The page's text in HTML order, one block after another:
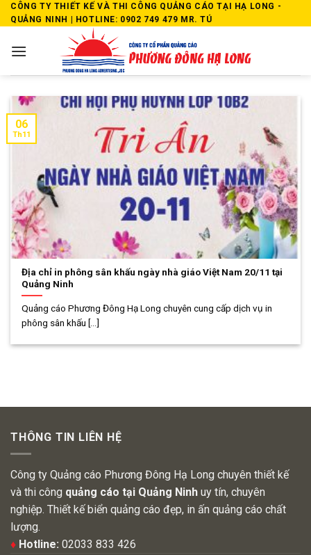
Skip
to
CÔNG TY THIẾT KẾ VÀ THI CÔNG QUẢNG CÁO TẠI HẠ LONG -
QUẢNG NINH | HOTLINE: 0902 749 479 MR. TÚ
Địa chỉ in phông sân khấu ngày nhà giáo Việt Nam 20/11 tại
Quảng Ninh
Quảng cáo Phương Đông Hạ Long chuyên cung cấp dịch vụ in
phông sân khấu [...]
06
Th11
THÔNG TIN LIÊN HỆ
Công ty Quảng cáo Phương Đông Hạ Long chuyên thiết kế
và thi công quảng cáo tại Quảng Ninh uy tín, chuyên
nghiệp. Thiết kế biển quảng cáo đẹp, in ấn quảng cáo chất
lượng.
♦ Hotline: 02033 833 426